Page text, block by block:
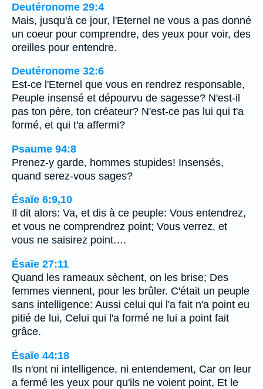
Deutéronome 29:4
Mais, jusqu'à ce jour, l'Eternel ne vous a pas donné
un coeur pour comprendre, des yeux pour voir, des
oreilles pour entendre.
Deutéronome 32:6
Est-ce l'Eternel que vous en rendrez responsable,
Peuple insensé et dépourvu de sagesse? N'est-il
pas ton père, ton créateur? N'est-ce pas lui qui t'a
formé, et qui t'a affermi?
Psaume 94:8
Prenez-y garde, hommes stupides! Insensés,
quand serez-vous sages?
Ésaïe 6:9,10
Il dit alors: Va, et dis à ce peuple: Vous entendrez,
et vous ne comprendrez point; Vous verrez, et
vous ne saisirez point.…
Ésaïe 27:11
Quand les rameaux sèchent, on les brise; Des
femmes viennent, pour les brûler. C'était un peuple
sans intelligence: Aussi celui qui l'a fait n'a point eu
pitié de lui, Celui qui l'a formé ne lui a point fait
grâce.
Ésaïe 44:18
Ils n'ont ni intelligence, ni entendement, Car on leur
a fermé les yeux pour qu'ils ne voient point, Et le